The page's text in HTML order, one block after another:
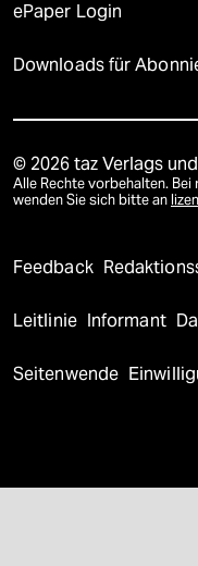
ePaper Login
Downloads für
© 2026 taz Verlags
Alle Rechte vorbehalten.
wenden Sie sich bitte an
Feedback
Leitlinie Informant
Seitenwende